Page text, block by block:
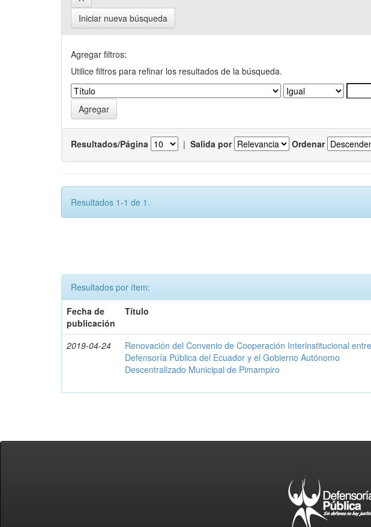
Iniciar nueva búsqueda
Agregar filtros:
Utilice filtros para refinar los resultados de la búsqueda.
Resultados/Página | Salida por Ordenar
Resultados 1-1 de 1.
Resultados por ítem:
Fecha de
publicación
Título
2019-04-24
Renovación del Convenio de Cooperación Interinstitucional
Defensoría Pública del Ecuador y el Gobierno Autónomo
Descentralizado Municipal de Pimampiro